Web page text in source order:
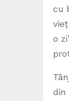
cu
o
din